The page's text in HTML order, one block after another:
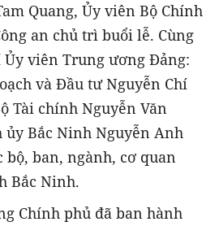
Quang, Ủy viên Bộ Chính
an chủ trì buổi lễ. Cùng
Ủy viên Trung ương Đảng:
và Đầu tư Nguyễn Chí
Tài chính Nguyễn Văn
Bắc Ninh Nguyễn Anh
bộ, ban, ngành, cơ quan
Bắc Ninh.
Chính phủ đã ban hành